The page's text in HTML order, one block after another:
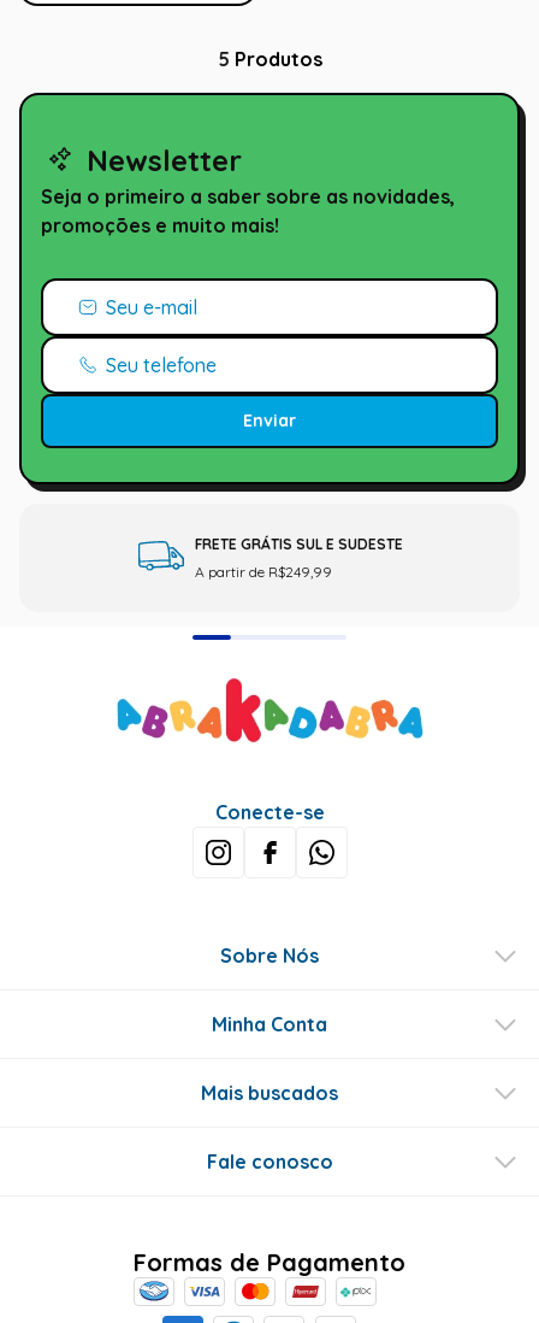
5 Produtos
Newsletter
Seja o primeiro a saber sobre as novidades,
promoções e muito mais!
Enviar
FRETE GRÁTIS SUL E SUDESTE
A partir de R$249,99
Conecte-se
Sobre Nós
Minha Conta
Mais buscados
Fale conosco
Formas de Pagamento